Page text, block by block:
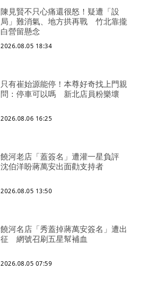
陳見賢不只心痛還很怒！疑遭「設
局」難消氣、地方拱再戰 竹北靠攏
白營留懸念
2026.08.05 18:34
只有崔始源能停！本尊好奇找上門親
問：停車可以嗎 新北店員粉樂壞
2026.08.06 16:25
饒河老店「蓋簽名」遭灌一星負評
沈伯洋盼蔣萬安出面勸支持者
2026.08.05 13:50
饒河名店「秀蓋掉蔣萬安簽名」遭出
征 網號召刷五星幫補血
2026.08.05 07:59